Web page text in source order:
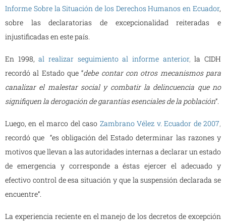
Informe Sobre la Situación de los Derechos Humanos en Ecuador,
sobre las declaratorias de excepcionalidad reiteradas e
injustificadas en este país.
En 1998, al realizar seguimiento al informe anterior,la CIDH
recordó al Estado que “debe contar con otros mecanismos para
canalizar el malestar social y combatir la delincuencia que no
signifiquen la derogación de garantías esenciales de la población”.
Luego, en el marco del caso Zambrano Vélez v. Ecuador de 2007,
recordó que “es obligación del Estado determinar las razones y
motivos que llevan a las autoridades internas a declarar un estado
de emergencia y corresponde a éstas ejercer el adecuado y
efectivo control de esa situación y que la suspensión declarada se
encuentre”.
La experiencia reciente en el manejo de los decretos de excepción